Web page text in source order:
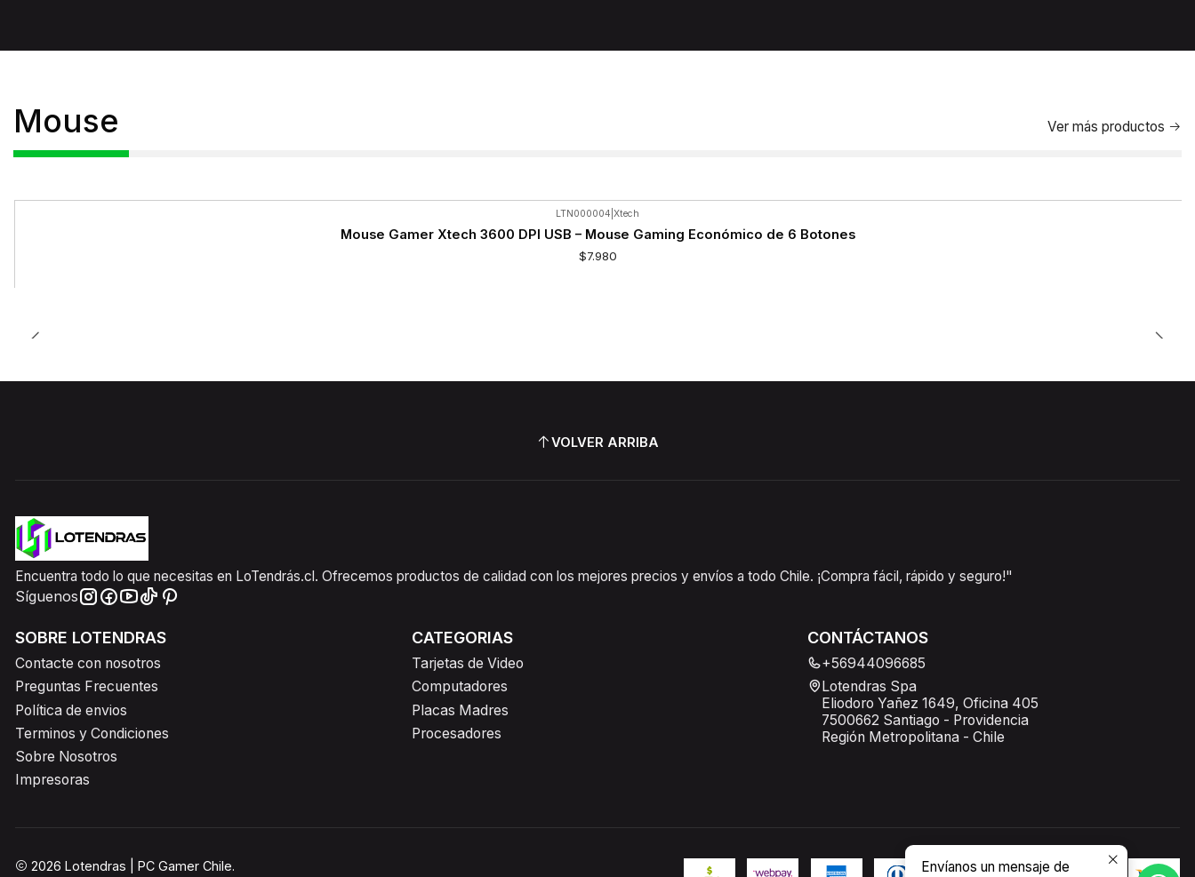
Mouse Ver más productos
LTN000004 Xtech
Mouse Gamer Xtech 3600 DPI USB – Mouse Gaming Económico de 6 Botones
$7.980
VOLVER ARRIBA
Encuentra todo lo que necesitas en LoTendrás.cl. Ofrecemos productos de calidad con los mejores precios y envíos a todo Chile. ¡Compra fácil, rápido y seguro!"
Síguenos
SOBRE LOTENDRAS
Contacte con nosotros
Preguntas Frecuentes
Política de envios
Terminos y Condiciones
Sobre Nosotros
Impresoras
CATEGORIAS
Tarjetas de Video
Computadores
Placas Madres
Procesadores
CONTÁCTANOS
+56944096685
Lotendras Spa
Eliodoro Yañez 1649, Oficina 405
7500662 Santiago - Providencia
Región Metropolitana - Chile
2026 Lotendras | PC Gamer Chile. Envíanos un mensaje de